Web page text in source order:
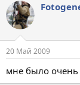
20 Май 2009
мне было очень